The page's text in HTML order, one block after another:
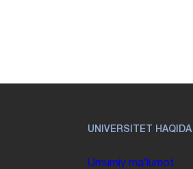
UNIVERSITET HAQIDA
Umumiy maʼlumot